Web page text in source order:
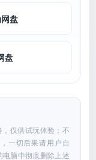
盘
盘
仅供试玩体验；不
一切后果请用户自
脑中彻底删除上述